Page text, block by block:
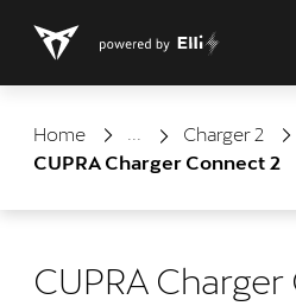
Home NegozioCharger 2
CUPRA Charger Connect 2
CUPRA